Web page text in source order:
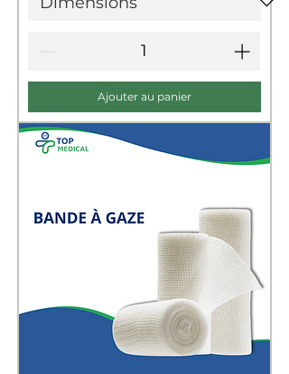
Ajouter au panier